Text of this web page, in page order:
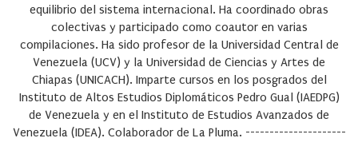
equilibrio del sistema internacional. Ha coordinado obras
colectivas y participado como coautor en varias
compilaciones. Ha sido profesor de la Universidad Central de
Venezuela (UCV) y la Universidad de Ciencias y Artes de
Chiapas (UNICACH). Imparte cursos en los posgrados del
Instituto de Altos Estudios Diplomáticos Pedro Gual (IAEDPG)
de Venezuela y en el Instituto de Estudios Avanzados de
Venezuela (IDEA). Colaborador de La Pluma. ---------------------